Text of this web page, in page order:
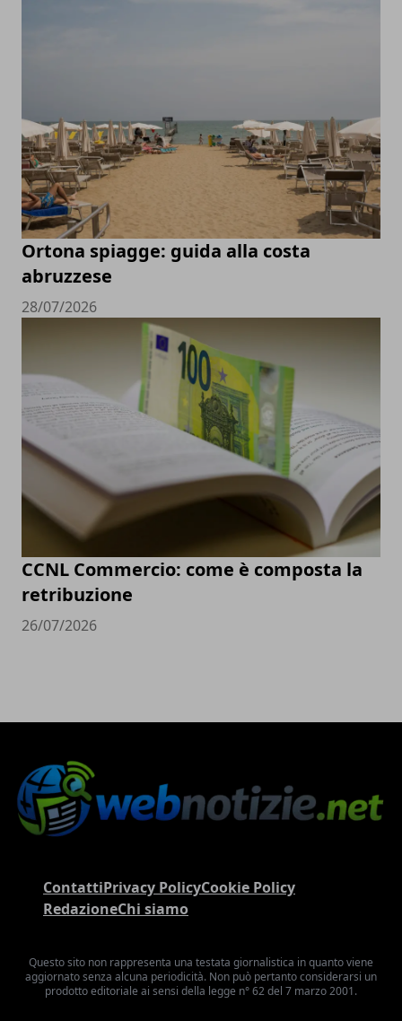
Ortona spiagge: guida alla costa
abruzzese
28/07/2026
CCNL Commercio: come è composta la
retribuzione
26/07/2026
ContattiPrivacy PolicyCookie Policy
RedazioneChi siamo
Questo sito non rappresenta una testata giornalistica in quanto viene
aggiornato senza alcuna periodicità. Non può pertanto considerarsi un
prodotto editoriale ai sensi della legge n° 62 del 7 marzo 2001.